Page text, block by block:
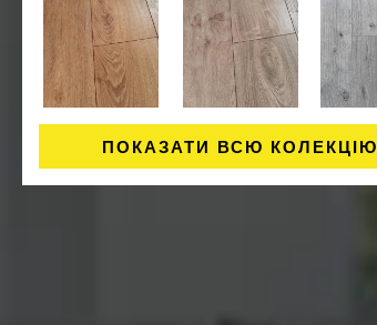
ПОКАЗАТИ ВСЮ КОЛЕКЦІЮ